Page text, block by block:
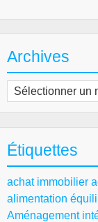
Archives
Archives
Étiquettes
achat immobilier
alimentation
Aménagement